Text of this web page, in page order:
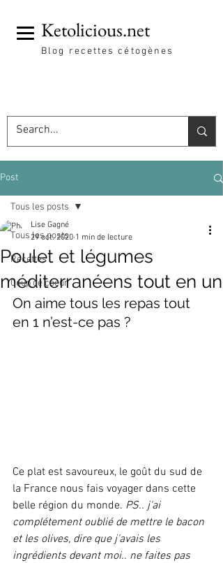
Ketolicious.net
Blog recettes cétogènes
Post
Tous les posts
Recettes
Coup de coeur
Tous les posts
Poulet et légumes
méditerranéens tout en un
Lise Gagné
29 oct. 2020 1 min de lecture
On aime tous les repas tout
en 1 n’est-ce pas ?
Ce plat est savoureux, le goût du sud de
la France nous fais voyager dans cette
belle région du monde. PS.. j'ai
complétement oublié de mettre le bacon
et les olives, dire que j'avais les
ingrédients devant moi.. ne faites pas